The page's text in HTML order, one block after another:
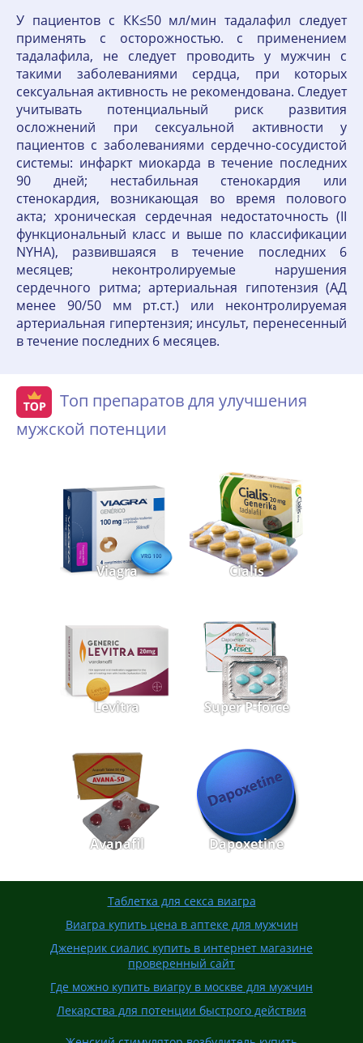
У пациентов с КК≤50 мл/мин тадалафил следует
применять с осторожностью. с применением
тадалафила, не следует проводить у мужчин с
такими заболеваниями сердца, при которых
сексуальная активность не рекомендована. Следует
учитывать потенциальный риск развития
осложнений при сексуальной активности у
пациентов с заболеваниями сердечно-сосудистой
системы: инфаркт миокарда в течение последних
90 дней; нестабильная стенокардия или
стенокардия, возникающая во время полового
акта; хроническая сердечная недостаточность (II
функциональный класс и выше по классификации
NYHA), развившаяся в течение последних 6
месяцев; неконтролируемые нарушения
сердечного ритма; артериальная гипотензия (АД
менее 90/50 мм рт.ст.) или неконтролируемая
артериальная гипертензия; инсульт, перенесенный
в течение последних 6 месяцев.
Топ препаратов для улучшения
мужской потенции
Viagra Cialis
Levitra Super P-force
Avanafil Dapoxetine
Таблетка для секса виагра
Виагра купить цена в аптеке для мужчин
Дженерик сиалис купить в интернет магазине
проверенный сайт
Где можно купить виагру в москве для мужчин
Лекарства для потенции быстрого действия